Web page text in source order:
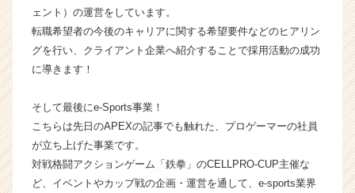
サ
イ
ト
キ
ャ
ア
（C
h
ェント）の運営をしています。
転職希望者の今後のキャリアに関する希望要件などのヒアリン
グを行い、クライアント企業へ紹介することで採用活動の成功
に導きます！
そして最後にe-Sports事業！
こちらは先日のAPEXの記事でも触れた、プロゲーマーの社員
が立ち上げた事業です。
対戦格闘アクションゲーム「鉄拳」のCELLPRO-CUP主催な
ど、イベントやカップ戦の企画・運営を通して、e-sports業界